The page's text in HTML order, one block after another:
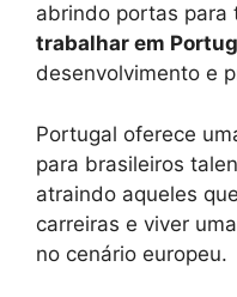
abrindo portas para
trabalhar em
desenvolvimento e
Portugal oferece
para brasileiros
atraindo aqueles
carreiras e viver
no cenário europeu.